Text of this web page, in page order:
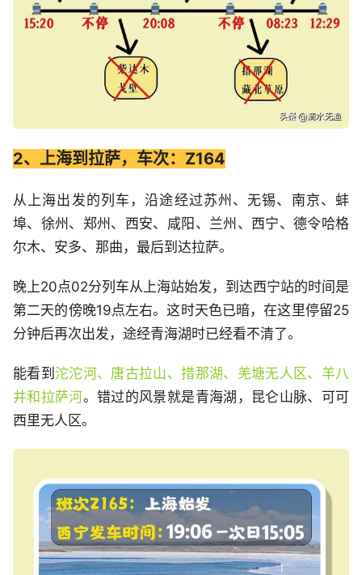
2、上海到拉萨，车次：Z164
从上海出发的列车，沿途经过苏州、无锡、南京、蚌
埠、徐州、郑州、西安、咸阳、兰州、西宁、德令哈格
尔木、安多、那曲，最后到达拉萨。
晚上20点02分列车从上海站始发，到达西宁站的时间是
第二天的傍晚19点左右。这时天色已暗，在这里停留25
分钟后再次出发，途经青海湖时已经看不清了。
能看到 沱沱河、唐古拉山、措那湖、羌塘无人区、羊八
井和拉萨河。错过的风景就是青海湖，昆仑山脉、可可
西里无人区。